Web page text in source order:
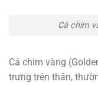
Cá chim
Cá chim vàng
trưng trên thân,